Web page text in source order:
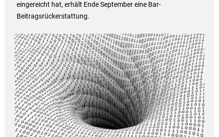
eingereicht hat, erhält Ende September eine Bar-
Beitragsrückerstattung.